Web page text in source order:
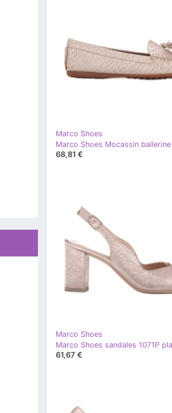
Marco Shoes
68,81 €
Marco Shoes
Marco Shoes sandales 1071P
61,67 €